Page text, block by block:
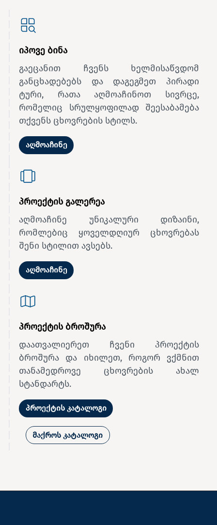
იპოვე ბინა
გაეცანით ჩვენს ხელმისაწვდომ
განცხადებებს და დაგეგმეთ პირადი
ტური, რათა აღმოაჩინოთ სივრცე,
რომელიც სრულყოფილად შეესაბამება
თქვენს ცხოვრების სტილს.
აღმოაჩინე
პროექტის გალერეა
აღმოაჩინე უნიკალური დიზაინი,
რომლებიც ყოველდღიურ ცხოვრებას
შენი სტილით ავსებს.
აღმოაჩინე
პროექტის ბროშურა
დაათვალიერეთ ჩვენი პროექტის
ბროშურა და იხილეთ, როგორ ვქმნით
თანამედროვე ცხოვრების ახალ
სტანდარტს.
პროექტის კატალოგი
მაქროს კატალოგი